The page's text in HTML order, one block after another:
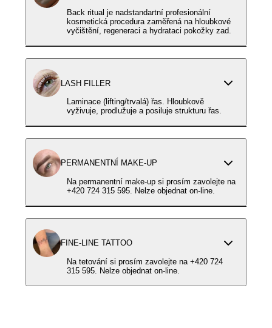
Back ritual je nadstandartní profesionální
kosmetická procedura zaměřená na hloubkové
vyčištění, regeneraci a hydrataci pokožky zad.
LASH FILLER
Laminace (lifting/trvalá) řas. Hloubkově
vyživuje, prodlužuje a posiluje strukturu řas.
PERMANENTNÍ MAKE-UP
Na permanentní make-up si prosím zavolejte na
+420 724 315 595. Nelze objednat on-line.
FINE-LINE TATTOO
Na tetování si prosím zavolejte na +420 724
315 595. Nelze objednat on-line.